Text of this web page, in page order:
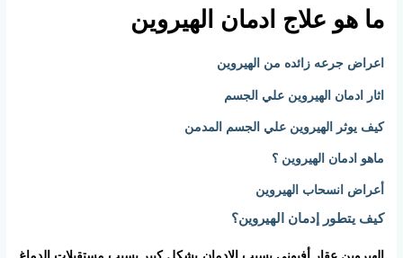
ما هو علاج ادمان الهيروين
اعراض جرعه زائده من الهيروين
اثار ادمان الهيروين علي الجسم
كيف يوثر الهيروين علي الجسم المدمن
ماهو ادمان الهيروين ؟
أعراض انسحاب الهيروين
كيف يتطور إدمان الهيروين؟
الهيروين عقار أفيوني يسبب الإدمان بشكل كبير بسبب مستقبلات الدماغ